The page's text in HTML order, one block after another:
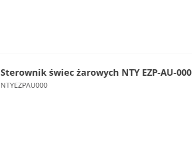
Sterownik świec żarowych NTY EZP-AU-000
NTYEZPAU000